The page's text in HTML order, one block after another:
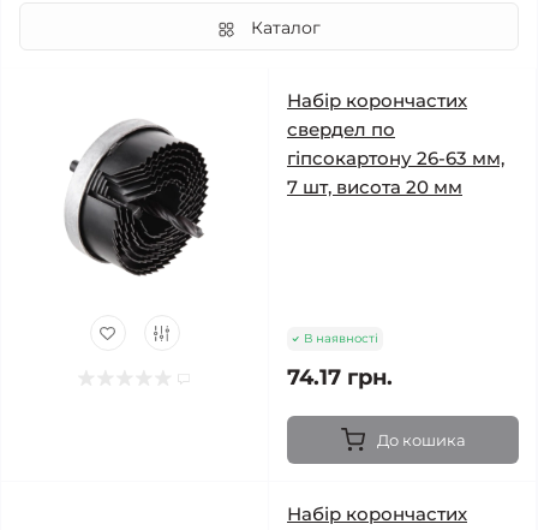
Каталог
Набір корончастих
свердел по
гіпсокартону 26-63 мм,
7 шт, висота 20 мм
В наявності
74.17 грн.
До кошика
Набір корончастих